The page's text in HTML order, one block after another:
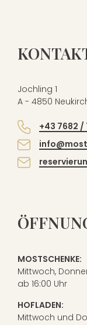
Genuss
Jochling 1
A - 4850
+43 7682 /
MOSTSCHENKE:
Mittwoch,
ab 16:00 Uhr
HOFLADEN:
Mittwoch und